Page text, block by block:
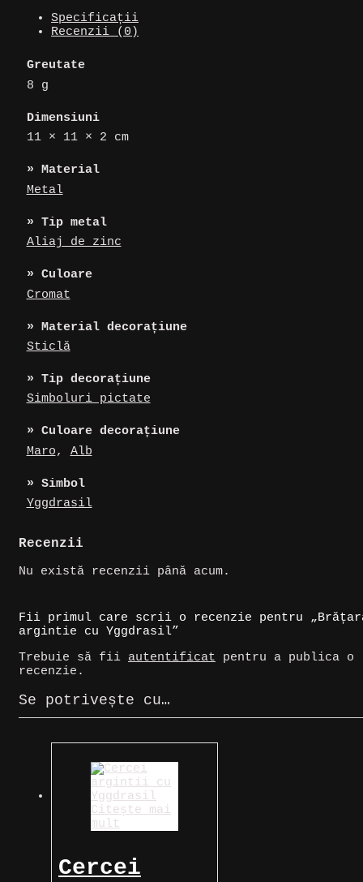
Specificații
Recenzii (0)
Greutate
8 g
Dimensiuni
11 × 11 × 2 cm
» Material
Metal
» Tip metal
Aliaj de zinc
» Culoare
Cromat
» Material decorațiune
Sticlă
» Tip decorațiune
Simboluri pictate
» Culoare decorațiune
Maro, Alb
» Simbol
Yggdrasil
Recenzii
Nu există recenzii până acum.
Fii primul care scrii o recenzie pentru
argintie cu Yggdrasil”
Trebuie să fii autentificat pentru a publica o
recenzie.
Se potrivește cu…
Citește mai
mult
Cercei